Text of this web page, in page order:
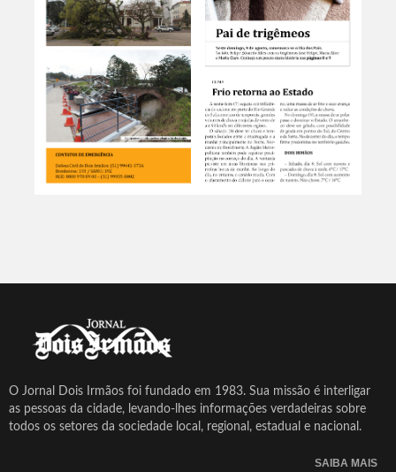
O Jornal Dois Irmãos foi fundado em 1983. Sua missão é interligar
as pessoas da cidade, levando-lhes informações verdadeiras sobre
todos os setores da sociedade local, regional, estadual e nacional.
SAIBA MAIS